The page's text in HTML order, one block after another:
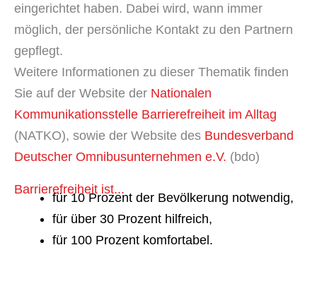
eingerichtet haben. Dabei wird, wann immer
möglich, der persönliche Kontakt zu den Partnern
gepflegt.
Weitere Informationen zu dieser Thematik finden
Sie auf der Website der Nationalen
Kommunikationsstelle Barrierefreiheit im Alltag
(NATKO), sowie der Website des Bundesverband
Deutscher Omnibusunternehmen e.V. (bdo)
Barrierefreiheit ist...
für 10 Prozent der Bevölkerung notwendig,
für über 30 Prozent hilfreich,
für 100 Prozent komfortabel.